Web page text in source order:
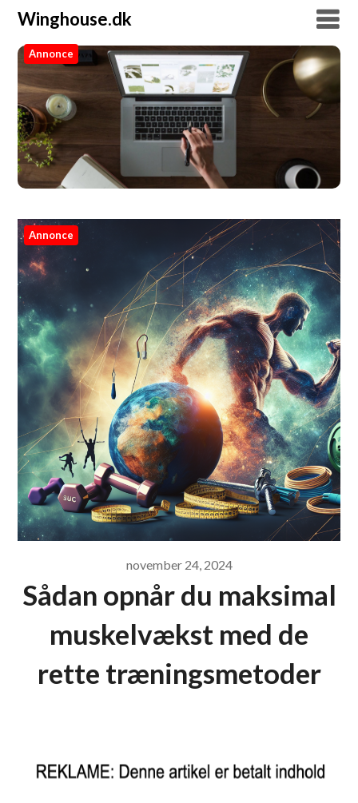
Winghouse.dk
Winghouse.dk
Annonce
Annonce
november 24, 2024
Sådan opnår du maksimal
muskelvækst med de
rette træningsmetoder